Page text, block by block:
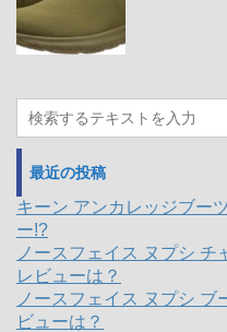
最近の投稿
キーン アンカレッジブー
ー!?
ノースフェイス ヌプシ チ
レビューは？
ノースフェイス ヌプシ
ビューは？